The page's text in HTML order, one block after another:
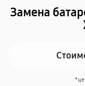
Замена